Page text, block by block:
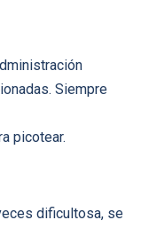
Siempre
picotear.
dificultosa, se